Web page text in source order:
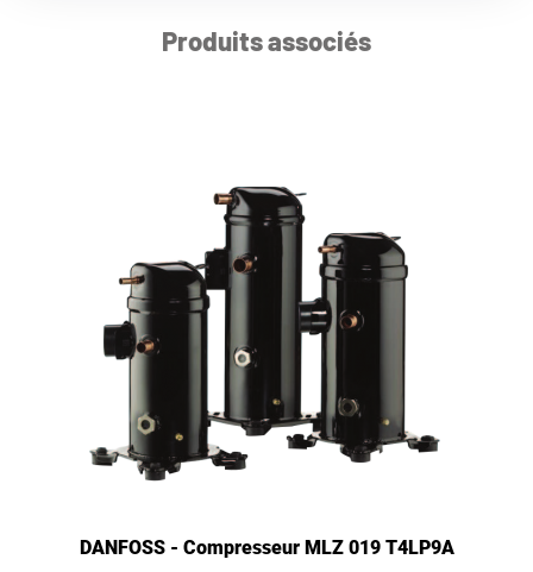
Produits associés
DANFOSS - Compresseur MLZ 019 T4LP9A